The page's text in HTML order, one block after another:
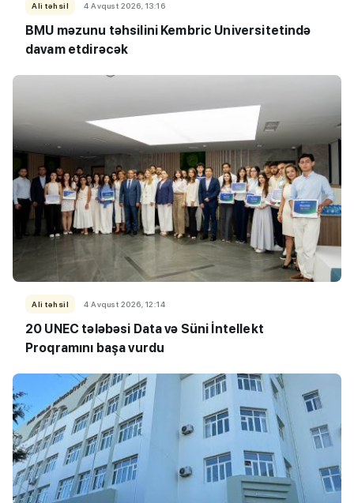
Ali təhsil 4 Avqust 2026, 13:16
BMU məzunu təhsilini Kembric Universitetində
davam etdirəcək
Ali təhsil 4 Avqust 2026, 12:14
20 UNEC tələbəsi Data və Süni İntellekt
Proqramını başa vurdu